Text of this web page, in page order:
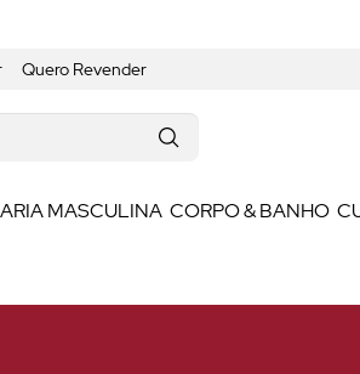
Quero Revender
MASCULINA CORPO & BANHO